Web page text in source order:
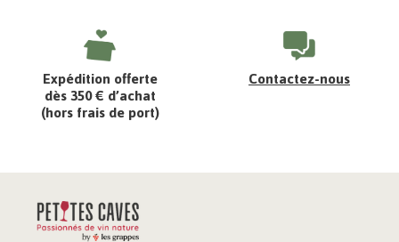
Expédition offerte
dès 350 € d’achat
(hors frais de port)
Contactez-nous